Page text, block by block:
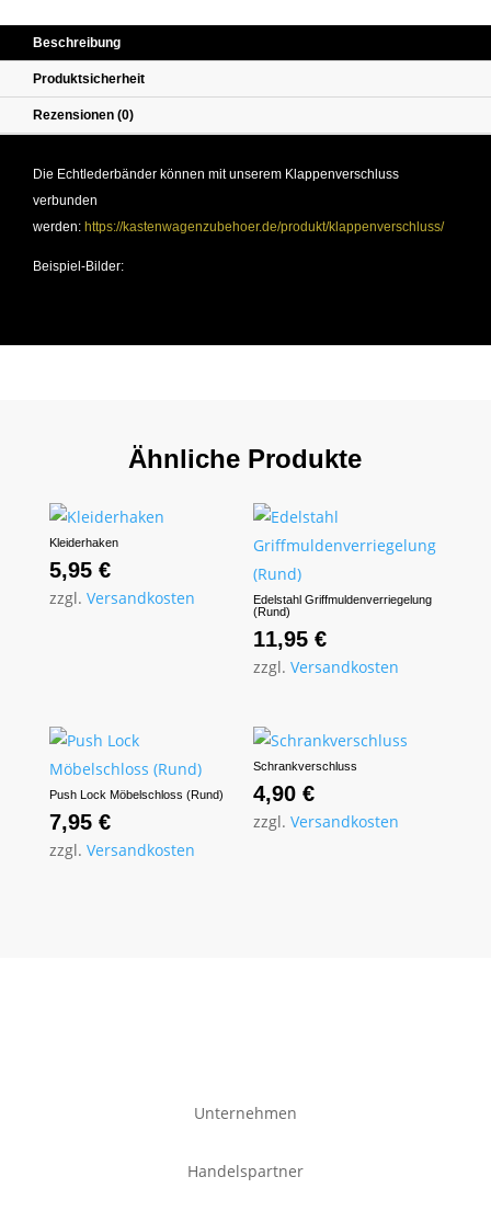
Beschreibung
Produktsicherheit
Rezensionen (0)
Die Echtlederbänder können mit unserem Klappenverschluss
verbunden
werden: https://kastenwagenzubehoer.de/produkt/klappenverschluss/
Beispiel-Bilder:
Ähnliche Produkte
Kleiderhaken
5,95 €
zzgl. Versandkosten
Edelstahl Griffmuldenverriegelung
(Rund)
11,95€
zzgl.Versandkosten
Push Lock Möbelschloss (Rund)
7,95 €
zzgl. Versandkosten
Schrankverschluss
4,90€
zzgl.Versandkosten
Unternehmen
Handelspartner